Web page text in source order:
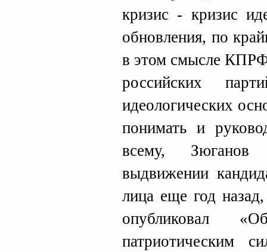
кризис - кризис
обновления, по
в этом смысле КПРФ
российских
идеологических
понимать и
всему,
выдвижении
лица еще год
опубликовал
патриотическим